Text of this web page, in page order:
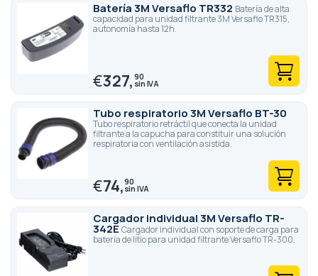
Batería 3M Versaflo TR332 Batería de alta
capacidad para unidad filtrante 3M Versaflo TR315,
autonomía hasta 12h.
€327,90
Tubo respiratorio 3M Versaflo BT-30
Tubo respiratorio retráctil que conecta la unidad
filtrante a la capucha para constituir una solución
respiratoria con ventilación asistida.
€74,90
Cargador individual 3M Versaflo TR-
342E Cargador individual con soporte de carga para
batería de litio para unidad filtrante Versaflo TR-300.